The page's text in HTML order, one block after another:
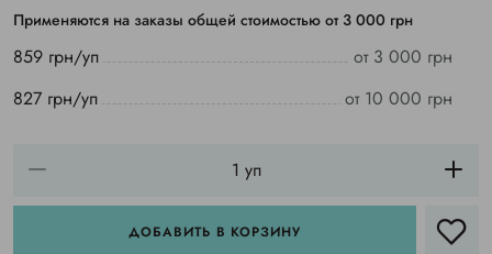
Применяются на заказы общей стоимостью от 3 000 грн
859 грн/уп
от 3 000 грн
827 грн/уп
от 10 000 грн
ДОБАВИТЬ В КОРЗИНУ